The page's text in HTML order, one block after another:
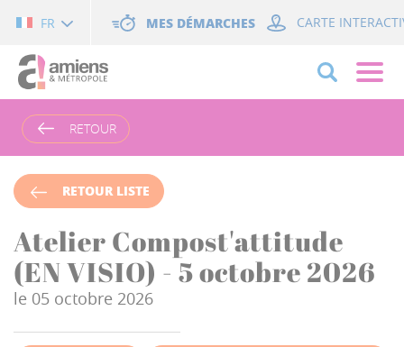
FR MES DÉMARCHES CARTE
RETOUR
RETOUR LISTE
Atelier Compost'attitude
(EN VISIO) - 5 octobre 2026
le 05 octobre 2026